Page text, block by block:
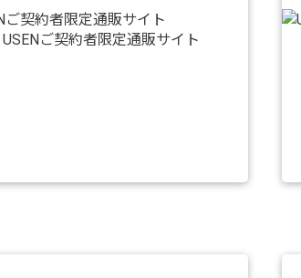
USENご契約者限定通販サイト